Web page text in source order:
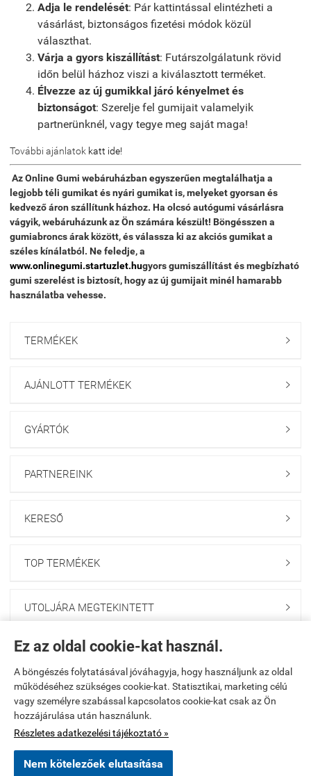
Ez az oldal cookie-kat használ.
A böngészés folytatásával jóváhagyja, hogy használjunk az oldal
működéséhez szükséges cookie-kat. Statisztikai, marketing célú
vagy személyre szabással kapcsolatos cookie-kat csak az Ön
hozzájárulása után használunk.
Részletes adatkezelési tájékoztató »
Nem kötelezőek elutasítása
Adja le rendelését: Pár kattintással elintézheti a
vásárlást, biztonságos fizetési módok közül
választhat.
Várja a gyors kiszállítást: Futárszolgálatunk rövid
időn belül házhoz viszi a kiválasztott terméket.
Élvezze az új gumikkal járó kényelmet és
biztonságot: Szerelje fel gumijait valamelyik
partnerünknél, vagy tegye meg saját maga!
További ajánlatok katt ide!
AzOnline Gumi webáruházban egyszerűen megtalálhatja a
legjobbtéli gumikatésnyári gumikatis, melyeket gyorsan és
kedvező áron szállítunk házhoz. Ha olcsóautógumi vásárlásra
vágyik, webáruházunk az Ön számára készült! Böngésszen a
gumiabroncs árak között, és válassza ki azakciós gumikata
széles kínálatból. Ne feledje, a
www.onlinegumi.startuzlet.hugyors gumiszállítástés megbízható
gumi szereléstis biztosít, hogy az új gumijait minél hamarabb
használatba vehesse.
TERMÉKEK 
AJÁNLOTT TERMÉKEK 
GYÁRTÓK 
PARTNEREINK 
KERESŐ 
TOP TERMÉKEK 
UTOLJÁRA MEGTEKINTETT 
HÍRLEVÉL FELIRATKOZÁS
Kezdőlap|Regisztráció|Kosár tartalma, megrendelés |
Rendelési feltételek|Bemutatkozás
www.onlinegumi.startuzlet.hu -Pócs József E.V.